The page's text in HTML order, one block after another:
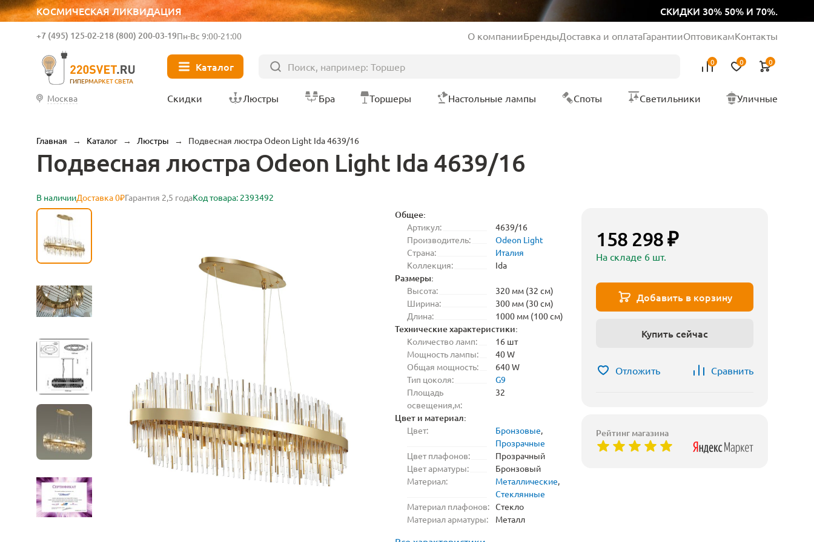
КОСМИЧЕСКАЯ ЛИКВИДАЦИЯ СКИДКИ 30% 50% И 70%.
ГИПЕРМАРКЕТ СВЕТА
+7 (495) 125-02-218 (800) 200-03-19Пн-Вс 9:00-21:00 О компанииБрендыДоставка и оплатаГарантииОптовикамКонтакты
Каталог 0 0 0
Москва Скидки Люстры Бра Торшеры Настольные лампы Споты Светильники Уличные
Главная → Каталог → Люстры → Подвесная люстра Odeon Light Ida 4639/16
Подвесная люстра Odeon Light Ida 4639/16
В наличииДоставка 0₽Гарантия 2,5 годаКод товара: 2393492
Общее:
Артикул:
4639/16
Производитель:
Odeon Light
Страна:
Италия
Коллекция:
Ida
Размеры:
Высота:
320 мм (32 см)
Ширина:
300 мм (30 см)
Длина:
1000 мм (100 см)
Технические характеристики:
Количество ламп:
16 шт
Мощность лампы:
40 W
Общая мощность:
640 W
Тип цоколя:
G9
Площадь
освещения,м:
32
Цвет и материал:
Цвет: Бронзовые,
Прозрачные
Цвет плафонов:
Прозрачный
Цвет арматуры:
Бронзовый
Материал:
Металлические,
Стеклянные
Материал плафонов: Стекло
Материал арматуры:
Металл
158 298 ₽
На складе 6 шт.
Добавить в корзину
Купить сейчас
Отложить Сравнить
Рейтинг магазина